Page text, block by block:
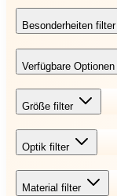
Besonderheiten filter
Verfügbare Optionen
Größe filter
Optik filter
Material filter